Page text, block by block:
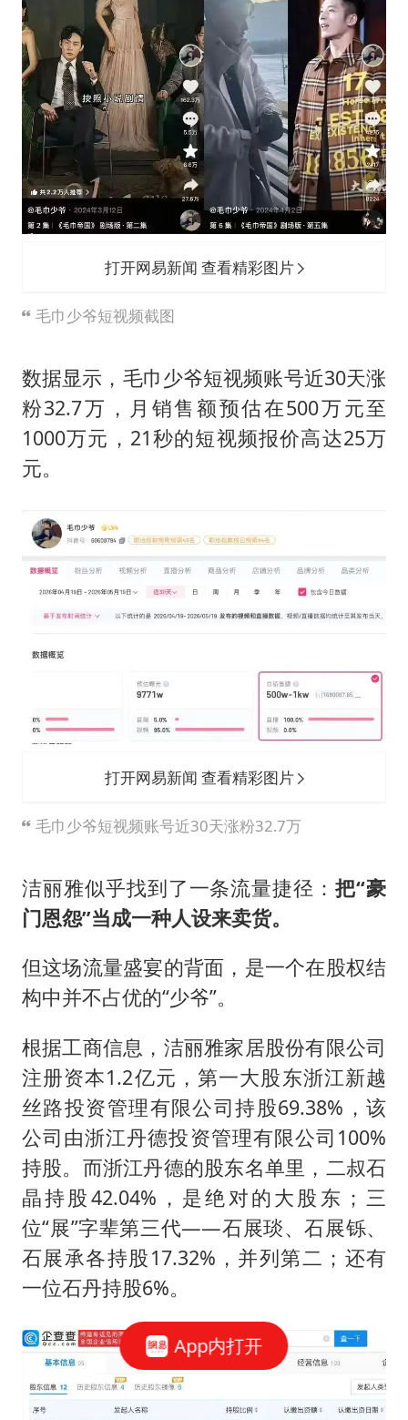
打开网易新闻 查看精彩图片
毛巾少爷短视频截图
数据显示，毛巾少爷短视频账号近30天涨
粉32.7万，月销售额预估在500万元至
1000万元，21秒的短视频报价高达25万
元。
打开网易新闻 查看精彩图片
毛巾少爷短视频账号近30天涨粉32.7万
洁丽雅似乎找到了一条流量捷径：把“豪
门恩怨”当成一种人设来卖货。
但这场流量盛宴的背面，是一个在股权结
构中并不占优的“少爷”。
根据工商信息，洁丽雅家居股份有限公司
注册资本1.2亿元，第一大股东浙江新越
丝路投资管理有限公司持股69.38%，该
公司由浙江丹德投资管理有限公司100%
持股。而浙江丹德的股东名单里，二叔石
晶持股42.04%，是绝对的大股东；三
位“展”字辈第三代——石展琰、石展铄、
石展承各持股17.32%，并列第二；还有
一位石丹持股6%。
App内打开